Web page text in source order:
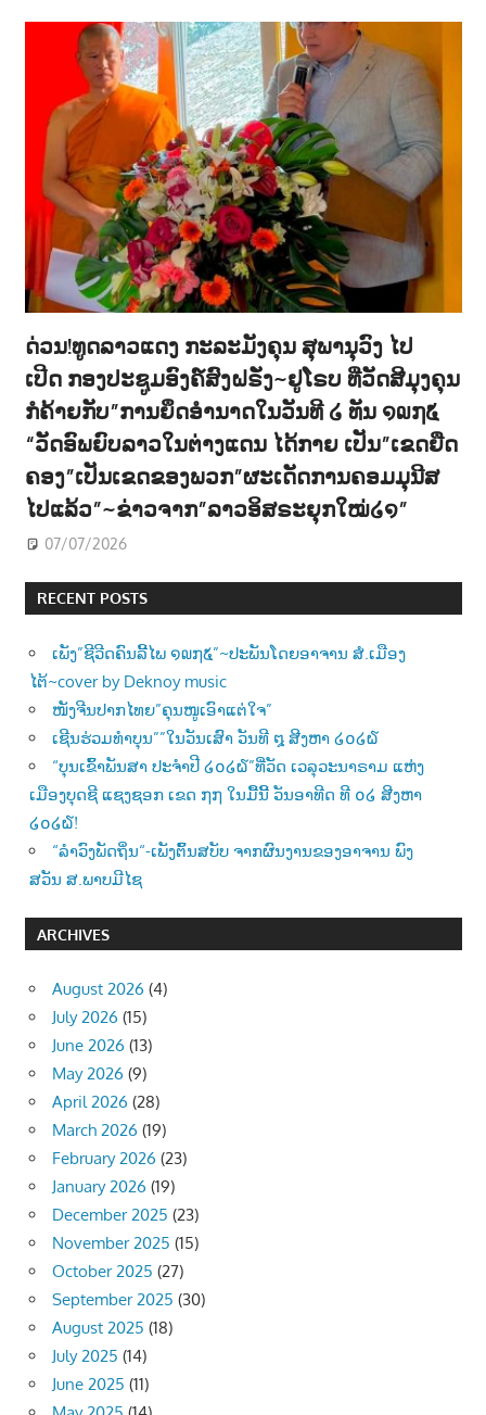
ດ່ວນ!ທູດລາວແດງ ກະລະມັງຄຸນ ສຸພານຸວົງ ໄປ
ເປີດ ກອງປະຊູມອົງຄ໌ສົງຝຣັ່ງ~ຢູໂຣບ ທີ່ວັດສີມຸງຄຸນ
ກໍຄ້າຍກັບ”ການຍຶດອຳນາດໃນວັນທີ ໒ ທັນ ໑໙໗໕
“ວັດອົພຍົບລາວໃນຕ່າງແດນ ໄດ້ກາຍ ເປັນ”ເຂດຍືດ
ຄອງ”ເປັນເຂດຂອງພວກ”ຜະເດັດການຄອມມຸນີສ
ໄປແລ້ວ”~ຂ່າວຈາກ”ລາວອິສຣະຍຸກໃໝ່໒໑”
07/07/2026
RECENT POSTS
ເພັງ”ຊີວີດຄົນລີ້ໄພ ໑໙໗໕”~ປະພັນໂດຍອາຈານ ສໍ.ເມືອງ
ໄຕ້~cover by Deknoy music
ໜັງຈີນປາກໄທຍ”ຄຸນໜູເອົາແຕ່ໃຈ”
ເຊີນຮ່ວມທຳບຸນ””ໃນວັນເສົາ ວັນທີ ໘ ສີງຫາ ໒໐໒໖
“ບຸນເຂົ້າພັນສາ ປະຈຳປີ ໒໐໒໖”ທີ່ວັດ ເວລຸວະນາຣາມ ແຫ່ງ
ເມືອງບຸດຊີ ແຊງຊອກ ເຂດ ໗໗ ໃນມື້ນີ້ ວັນອາທີດ ທີ ໐໒ ສີງຫາ
໒໐໒໖!
“ລຳວົງພັດຖິ່ນ“-ເພັງຕົ້ນສບັບ ຈາກຜົນງານຂອງອາຈານ ພົງ
ສວັນ ສ.ພາບມີໄຊ
ARCHIVES
August 2026 (4)
July 2026 (15)
June 2026 (13)
May 2026 (9)
April 2026 (28)
March 2026 (19)
February 2026 (23)
January 2026 (19)
December 2025 (23)
November 2025 (15)
October 2025 (27)
September 2025 (30)
August 2025 (18)
July 2025 (14)
June 2025 (11)